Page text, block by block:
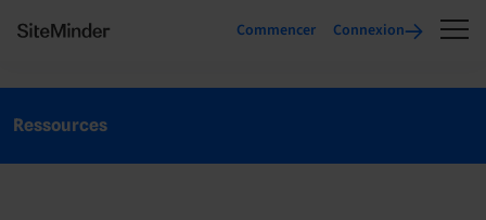
Commencer Connexion
Ressources